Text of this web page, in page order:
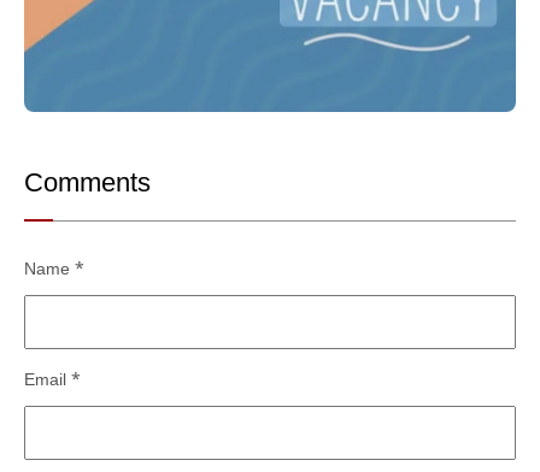
Comments
Name *
Email *